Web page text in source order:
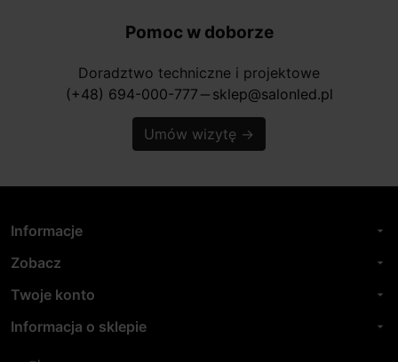
Pomoc w doborze
Doradztwo techniczne i projektowe
(+48) 694-000-777 horizontal_rule sklep@salonled.pl
Umów wizytę →
Informacje arrow_drop_down
Zobacz arrow_drop_down
Twoje konto arrow_drop_down
Informacja o sklepie arrow_drop_down